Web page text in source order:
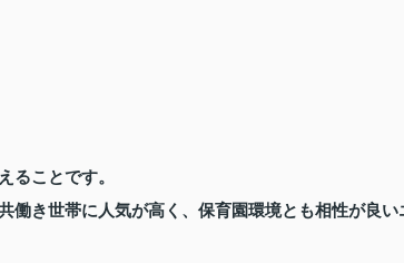
ることです。
働き世帯に人気が高く、保育園環境とも相性が良